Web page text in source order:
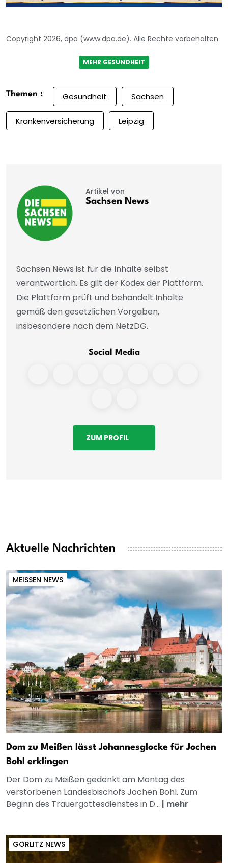
Copyright 2026, dpa (www.dpa.de). Alle Rechte vorbehalten
MEHR GESUNDHEIT
Themen : Gesundheit Sachsen
Krankenversicherung Leipzig
Artikel von
Sachsen News
Sachsen News ist für die Inhalte selbst
verantwortlich. Es gilt der Kodex der Plattform.
Die Plattform prüft und behandelt Inhalte
gemäß den gesetzlichen Vorgaben,
insbesondere nach dem NetzDG.
Social Media
ZUM PROFIL
Aktuelle Nachrichten
MEISSEN NEWS
Dom zu Meißen lässt Johannesglocke für Jochen
Bohl erklingen
Der Dom zu Meißen gedenkt am Montag des
verstorbenen Landesbischofs Jochen Bohl. Zum
Beginn des Trauergottesdienstes in D... | mehr
GÖRLITZ NEWS